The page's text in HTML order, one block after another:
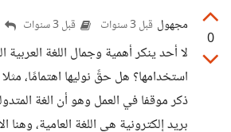
0
مجهول قبل 3 سنوات قبل 3 سنوات
لا أحد ينكر أهمية وجمال اللغة
استخدامها؟ هل حقً نوليها اهتمامًا،
ذكر موقفا في العمل وهو أن الغة
بريد إلكترونية هي اللغة العامية، وهنا